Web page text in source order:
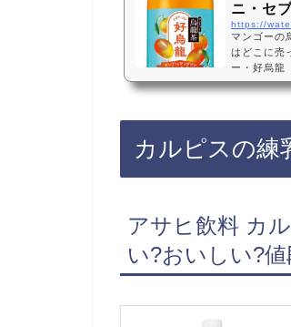
ニ・セ
https://
マンゴーの
はどこに売
ー・好烏龍
天・売って
リー 烏龍
ード 果…
カルピスの練
アサヒ飲料 カ
い?おいしい?